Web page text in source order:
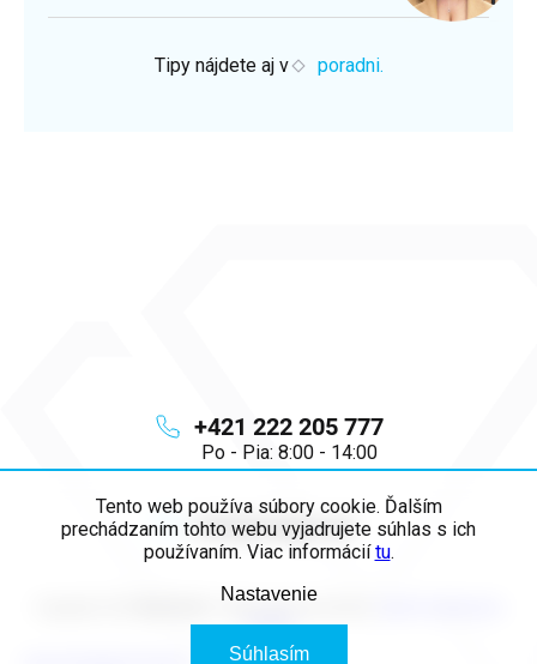
Tento web používa súbory cookie. Ďalším
prechádzaním tohto webu vyjadrujete súhlas s ich
používaním. Viac informáciítu.
Nastavenie
Súhlasím
info@majya.sk
+421 222 205 777
Po - Pia: 8:00 - 14:00
Tipy nájdete aj v poradni.
cookies